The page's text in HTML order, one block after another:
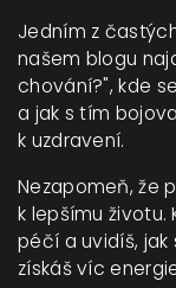
Jedním z
našem blogu
chování?", kde
a jak s tím
k uzdravení.
Nezapomeň, že
k lepšímu
péčí a uvidíš,
získáš víc